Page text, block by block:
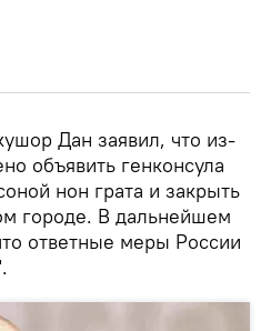
Дан заявил, что из-
объявить генконсула
нон грата и закрыть
городе. В дальнейшем
ответные меры России